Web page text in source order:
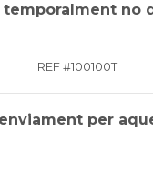
temporalment no
REF #100100T
per